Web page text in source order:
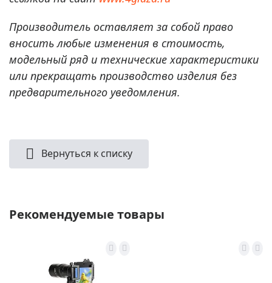
Производитель оставляет за собой право
вносить любые изменения в стоимость,
модельный ряд и технические характеристики
или прекращать производство изделия без
предварительного уведомления.
Вернуться к списку
Рекомендуемые товары